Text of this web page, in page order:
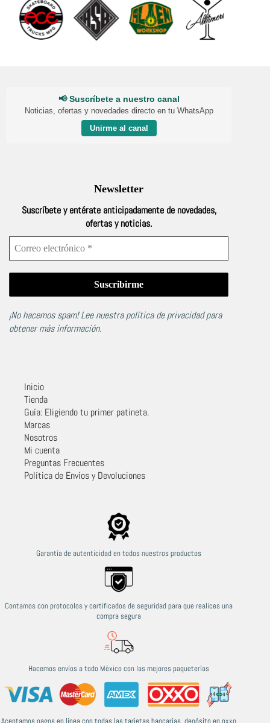
📢 Suscríbete a nuestro canal
Noticias, ofertas y novedades directo en tu WhatsApp
Unirme al canal
Newsletter
Suscríbete y entérate anticipadamente de novedades,
ofertas y noticias.
¡No hacemos spam! Lee nuestrapolítica de privacidadpara
obtener más información.
Inicio
Tienda
Guía: Eligiendo tu primer patineta.
Marcas
Nosotros
Mi cuenta
Preguntas Frecuentes
Política de Envíos y Devoluciones
Garantía de autenticidad en todos nuestros productos
Contamos con protocolos y certificados de seguridad para que realices una
compra segura
Hacemos envíos a todo México con las mejores paqueterías
Aceptamos pagos en línea con todas las tarjetas bancarias, depósito en oxxo